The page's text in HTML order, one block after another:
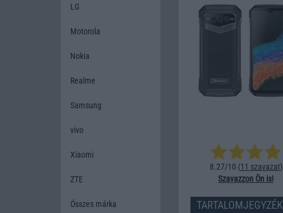
8.27/10 (11 szavazat)
Szavazzon Ön is!
TARTALOMJEGYZÉK
LG
Motorola
Nokia
Realme
Samsung
vivo
Xiaomi
ZTE
Összes márka